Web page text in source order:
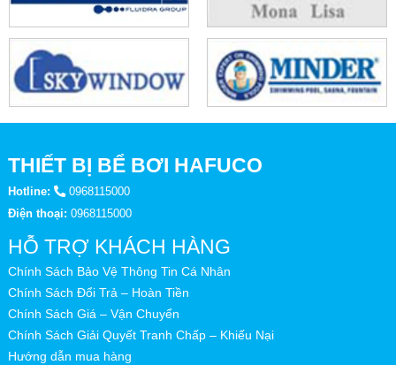
THIẾT BỊ BỂ BƠI HAFUCO
Hotline:
0968115000
Điện thoại: 0968115000
HỖ TRỢ KHÁCH HÀNG
Chính Sách Bảo Vệ Thông Tin Cá Nhân
Chính Sách Đổi Trả – Hoàn Tiền
Chính Sách Giá – Vận Chuyển
Chính Sách Giải Quyết Tranh Chấp – Khiếu Nại
Hướng dẫn mua hàng